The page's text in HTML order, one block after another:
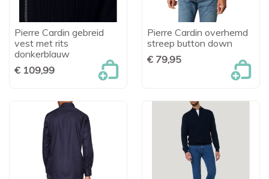
Pierre Cardin gebreid
vest met rits
donkerblauw
€ 109,99
Pierre Cardin overhemd
streep button down
€ 79,95